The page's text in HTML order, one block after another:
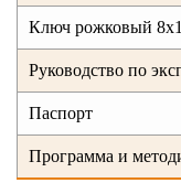
Ключ рожковый
Руководство по
Паспорт
Программа и